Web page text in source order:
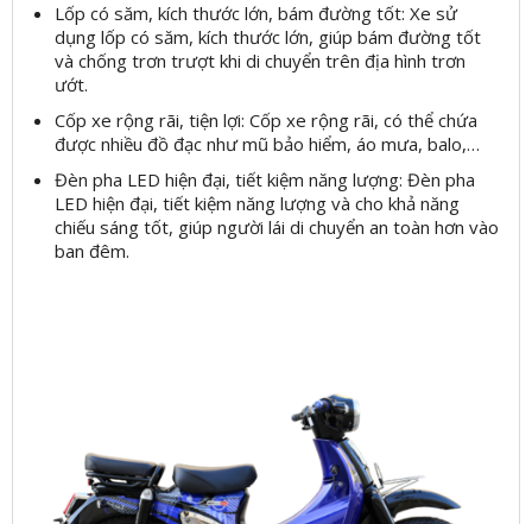
Lốp có săm, kích thước lớn, bám đường tốt: Xe sử
dụng lốp có săm, kích thước lớn, giúp bám đường tốt
và chống trơn trượt khi di chuyển trên địa hình trơn
ướt.
Cốp xe rộng rãi, tiện lợi: Cốp xe rộng rãi, có thể chứa
được nhiều đồ đạc như mũ bảo hiểm, áo mưa, balo,…
Đèn pha LED hiện đại, tiết kiệm năng lượng: Đèn pha
LED hiện đại, tiết kiệm năng lượng và cho khả năng
chiếu sáng tốt, giúp người lái di chuyển an toàn hơn vào
ban đêm.